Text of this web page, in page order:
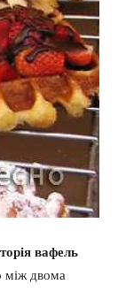
вафель
між двома